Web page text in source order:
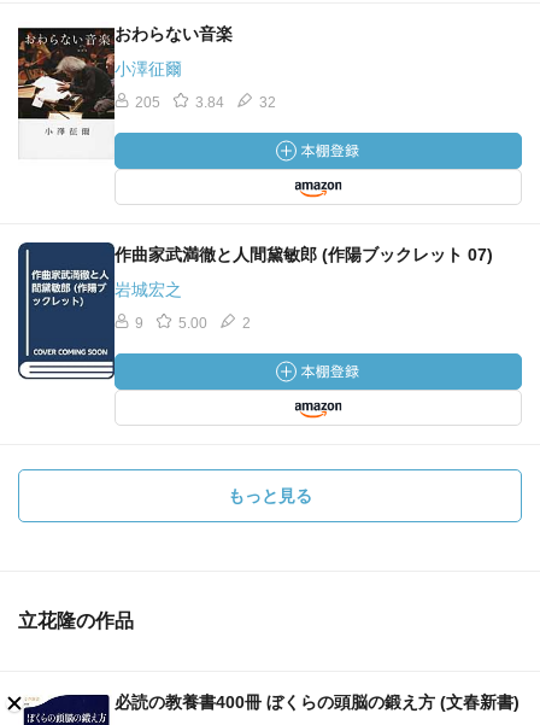
おわらない音楽
小澤征爾
205 3.84 32
作曲家武満徹と人間黛敏郎 (作陽ブックレット 07)
岩城宏之
9 5.00 2
もっと見る
立花隆の作品
必読の教養書400冊 ぼくらの頭脳の鍛え方 (文春新書)